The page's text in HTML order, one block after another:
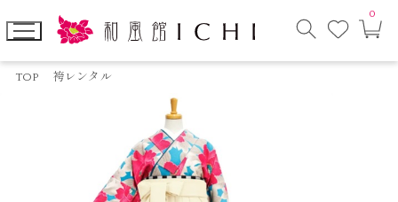
お
入
ペ
0
TOP 袴レンタル